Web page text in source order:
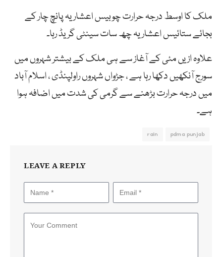
ملک کا اوسط درجہ حرارت چوبیس اعشاریہ پانچ چار کے
بجائے ستائیس اعشاریہ چھ سات سینٹی گریڈ رہا۔
علاوہ ازیں مئی کے آغاز سے ہی ملک کے بیشتر شہروں میں
سورج آنکھیں دکھا رہا ہے ، جڑواں شہروں راولپنڈی ، اسلام آباد
میں درجہ حرارت بڑھنے سے گرمی کی شدت میں اضافہ ہوا
ہے۔
pdma punjab
rain
LEAVE A REPLY